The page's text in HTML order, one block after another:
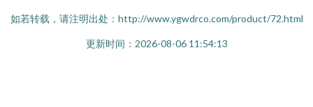
如若转载，请注明出处：http://www.ygwdrco.com/product/72.html
更新时间：2026-08-06 11:54:13